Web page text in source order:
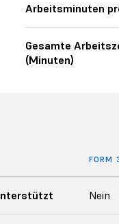
Arbeitsminuten
Gesamte
(Minuten)
FORM
Nein